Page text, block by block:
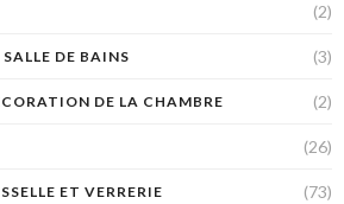
(2)
DE BAINS (3)
DE LA CHAMBRE (2)
(26)
ET VERRERIE (73)